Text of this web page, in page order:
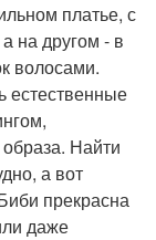
платье, с
на другом - в
волосами.
естественные
Найти
а вот
прекрасна
даже